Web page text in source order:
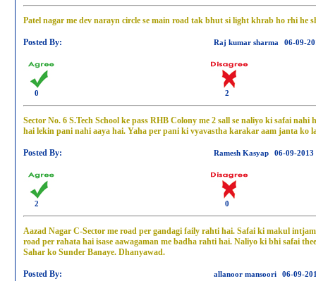
Patel nagar me dev narayn circle se main road tak bhut si light khrab ho rhi he
Posted By: Raj kumar sharma 06-09-
0 2
Sector No. 6 S.Tech School ke pass RHB Colony me 2 sall se naliyo ki safai
hai lekin pani nahi aaya hai. Yaha per pani ki vyavastha karakar aam janta ko
Posted By: Ramesh Kasyap 06-09-
2 0
Aazad Nagar C-Sector me road per gandagi faily rahti hai. Safai ki makul
road per rahata hai isase aawagaman me badha rahti hai. Naliyo ki bhi safai
Sahar ko Sunder Banaye. Dhanyawad.
Posted By: allanoor mansoori 06-09-